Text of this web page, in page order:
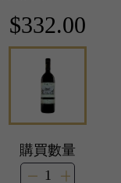
$332.00
購買數量